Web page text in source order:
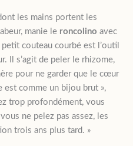
les mains portent les
manie le roncolino avec
couteau courbé est l’outil
Il s’agit de peler le rhizome,
pour ne garder que le cœur
est comme un bijou brut »,
trop profondément, vous
ne pelez pas assez, les
trois ans plus tard. »